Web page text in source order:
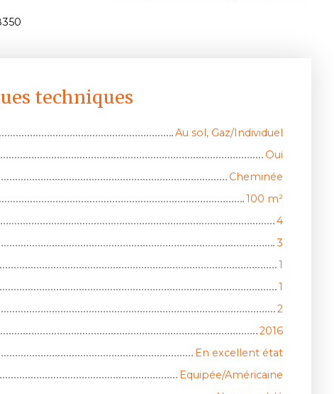
techniques
Au sol, Gaz/Individuel
Oui
Cheminée
100 m²
4
3
1
1
2
2016
En excellent état
Equipée/Américaine